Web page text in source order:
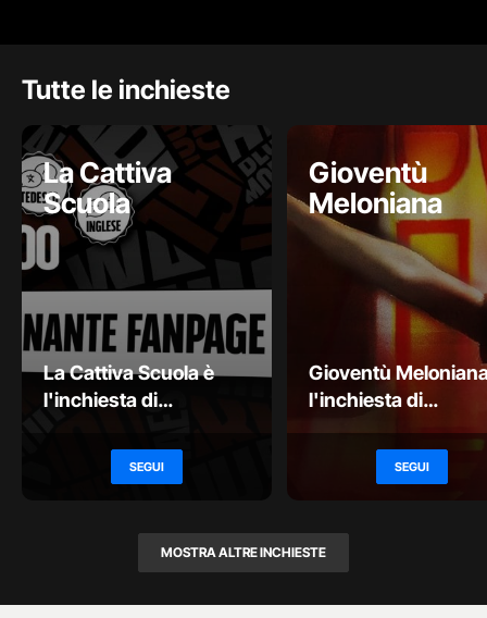
Tutte le inchieste
La Cattiva
Scuola
La Cattiva Scuola è
l'inchiesta di
SEGUI
Gioventù
Meloniana
Gioventù
l'inchiesta di
SEGUI
MOSTRA ALTRE INCHIESTE